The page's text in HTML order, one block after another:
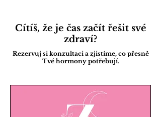
Cítíš, že je čas začít řešit své
zdraví?
Rezervuj si konzultaci a zjistíme, co přesně
Tvé hormony potřebují.